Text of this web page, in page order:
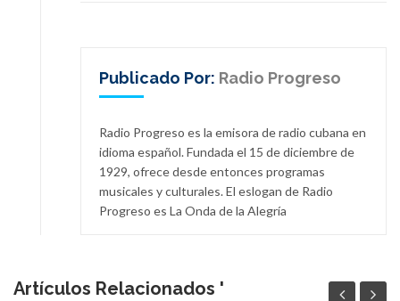
Publicado Por: Radio Progreso
Radio Progreso es la emisora de radio cubana en
idioma español. Fundada el 15 de diciembre de
1929, ofrece desde entonces programas
musicales y culturales. El eslogan de Radio
Progreso es La Onda de la Alegría
Artículos Relacionados '